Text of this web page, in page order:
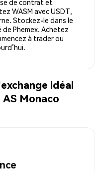
de contrat et
WASM avec USDT,
Stockez-le dans le
Phemex. Achetez
à trader ou
idéal
Monaco